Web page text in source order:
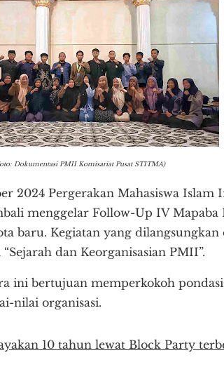
Dokumentasi PMII Komisariat Pusat STITMA)
2024 Pergerakan Mahasiswa Islam
menggelar Follow-Up IV Mapaba
baru. Kegiatan yang dilangsungkan
dan Keorganisasian PMII”.
ini bertujuan memperkokoh
nilai organisasi.
10 tahun lewat Block Party